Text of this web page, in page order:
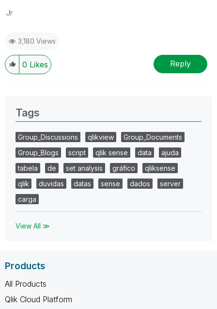
Jr
3,180 Views
0 Likes Reply
Tags
Group_Discussions qlikview
Group_Documents
Group_Blogs
script qlik sense data
ajuda
tabela
de set analysis gráfico
qliksense
qlik
duvidas datas sense dados
server
carga
View All ≫
Products
All Products
Qlik Cloud Platform